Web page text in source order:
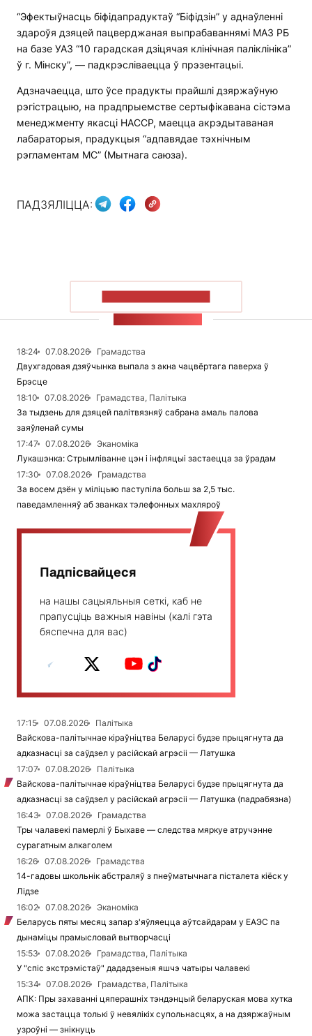
“Эфектыўнасць біфідапрадуктаў “Біфідзін” у аднаўленні
здароўя дзяцей пацверджаная выпрабаваннямі МАЗ РБ
на базе УАЗ “10 гарадская дзіцячая клінічная паліклініка”
ў г. Мінску”, — падкрэсліваецца ў прэзентацыі.
Адзначаецца, што ўсе прадукты прайшлі дзяржаўную
рэгістрацыю, на прадпрыемстве сертыфікавана сістэма
менеджменту якасці HACCP, маецца акрэдытаваная
лабараторыя, прадукцыя “адпавядае тэхнічным
рэгламентам МС” (Мытнага саюза).
ПАДЗЯЛІЦЦА:
18:24 07.08.2026
Грамадства
Двухгадовая дзяўчынка выпала з акна чацвёртага паверха ў
Брэсце
18:10
07.08.2026
Грамадства, Палітыка
За тыдзень для дзяцей палітвязняў сабрана амаль палова
заяўленай сумы
17:47
07.08.2026
Эканоміка
Лукашэнка: Стрымліванне цэн і інфляцыі застаецца за ўрадам
17:30
07.08.2026
Грамадства
За восем дзён у міліцыю паступіла больш за 2,5 тыс.
паведамленняў аб званках тэлефонных махляроў
Падпісвайцеся
на нашы сацыяльныя сеткі, каб не
прапусціць важныя навіны (калі гэта
бяспечна для вас)
17:15 07.08.2026
Палітыка
Вайскова-палітычнае кіраўніцтва Беларусі будзе прыцягнута да
адказнасці за саўдзел у расійскай агрэсіі — Латушка
17:07
07.08.2026
Палітыка
Вайскова-палітычнае кіраўніцтва Беларусі будзе прыцягнута да
адказнасці за саўдзел у расійскай агрэсіі — Латушка (падрабязна)
16:43
07.08.2026
Грамадства
Тры чалавекі памерлі ў Быхаве — следства мяркуе атручэнне
сурагатным алкаголем
16:26
07.08.2026
Грамадства
14-гадовы школьнік абстраляў з пнеўматычнага пісталета кіёск у
Лідзе
16:02
07.08.2026
Эканоміка
Беларусь пяты месяц запар з'яўляецца аўтсайдарам у ЕАЭС па
дынаміцы прамысловай вытворчасці
15:53
07.08.2026
Грамадства, Палітыка
У "спіс экстрэмістаў" дададзеныя яшчэ чатыры чалавекі
15:34
07.08.2026
Грамадства, Палітыка
АПК: Пры захаванні цяперашніх тэндэнцый беларуская мова хутка
можа застацца толькі ў невялікіх супольнасцях, а на дзяржаўным
узроўні — знікнуць